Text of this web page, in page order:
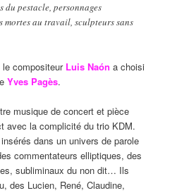
pestacle, personnages
mortes au travail, sculpteurs sans
le compositeur Luis Naón a choisi
Yves Pagès.
musique de concert et pièce
avec la complicité du trio KDM.
dans un univers de parole
commentateurs elliptiques, des
subliminaux du non dit… Ils
des Lucien, René, Claudine,